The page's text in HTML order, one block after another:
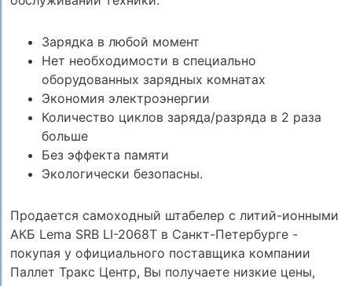
Зарядка в любой момент
Нет необходимости в специально
оборудованных зарядных комнатах
Экономия электроэнергии
Количество циклов заряда/разряда в 2 раза
больше
Без эффекта памяти
Экологически безопасны.
Продается самоходный штабелер с литий-ионными
АКБ Lema SRB LI-2068Т в Санкт-Петербурге -
покупая у официального поставщика компании
Паллет Тракс Центр, Вы получаете низкие цены,